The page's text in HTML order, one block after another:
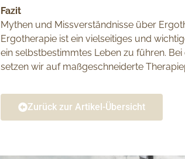
Fazit
Mythen und Missverständnisse über
Ergotherapie ist ein vielseitiges und
ein selbstbestimmtes Leben zu führen.
setzen wir auf maßgeschneiderte
Zurück zur Artikel-Übersicht